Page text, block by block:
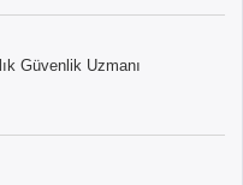
Güvenlik Uzmanı